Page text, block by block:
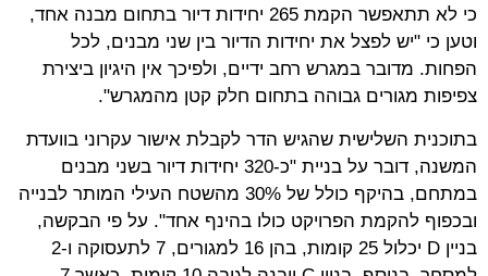
כי לא תתאפשר הקמת 265 יחידות דיור בתחום מבנה אחד,
וטען כי "יש לפצל את יחידות הדיור בין שני מבנים, לכל
הפחות. מדובר במגרש רחב ידיים, ולפיכך אין היגיון ביצירת
צפיפות מגורים גבוהה בתחום חלק קטן מהמגרש".
בתוכנית השלישית שהגיש הדר לקבלת אישור עקרוני בוועדת
המשנה, דובר על בניית "כ-320 יחידות דיור בשני מבנים
במתחם, בהיקף כולל של 30% מהשטח העילי המותר לבנייה
ובכפוף להקמת הפרויקט כולו בהינף אחד". על פי הבקשה,
בניין D יכלול 25 קומות, בהן 16 למגורים, 7 לתעסוקה ו-2